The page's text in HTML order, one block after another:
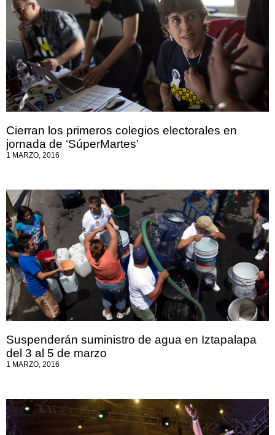
Cierran los primeros colegios electorales en
jornada de ‘SúperMartes’
1 MARZO, 2016
Suspenderán suministro de agua en Iztapalapa
del 3 al 5 de marzo
1 MARZO, 2016